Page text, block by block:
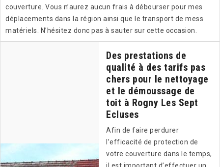
couverture. Vous n’aurez aucun frais à débourser pour mes
déplacements dans la région ainsi que le transport de mess
matériels. N’hésitez donc pas à sauter sur cette occasion.
Des prestations de
qualité à des tarifs pas
chers pour le nettoyage
et le démoussage de
toit à Rogny Les Sept
Ecluses
Afin de faire perdurer
l’efficacité de protection de
votre couverture dans le temps,